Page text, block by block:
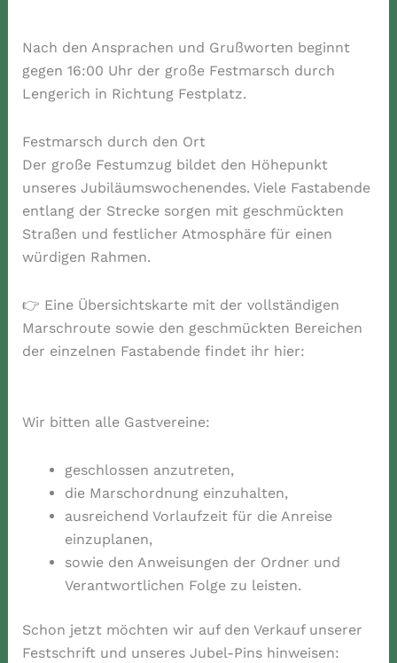
Nach den Ansprachen und Grußworten beginnt
gegen 16:00 Uhr der große Festmarsch durch
Lengerich in Richtung Festplatz.
Festmarsch durch den Ort
Der große Festumzug bildet den Höhepunkt
unseres Jubiläumswochenendes. Viele Fastabende
entlang der Strecke sorgen mit geschmückten
Straßen und festlicher Atmosphäre für einen
würdigen Rahmen.
👉 Eine Übersichtskarte mit der vollständigen
Marschroute sowie den geschmückten Bereichen
der einzelnen Fastabende findet ihr hier:
Wir bitten alle Gastvereine:
geschlossen anzutreten,
die Marschordnung einzuhalten,
ausreichend Vorlaufzeit für die Anreise
einzuplanen,
sowie den Anweisungen der Ordner und
Verantwortlichen Folge zu leisten.
Schon jetzt möchten wir auf den Verkauf unserer
Festschrift und unseres Jubel-Pins hinweisen: